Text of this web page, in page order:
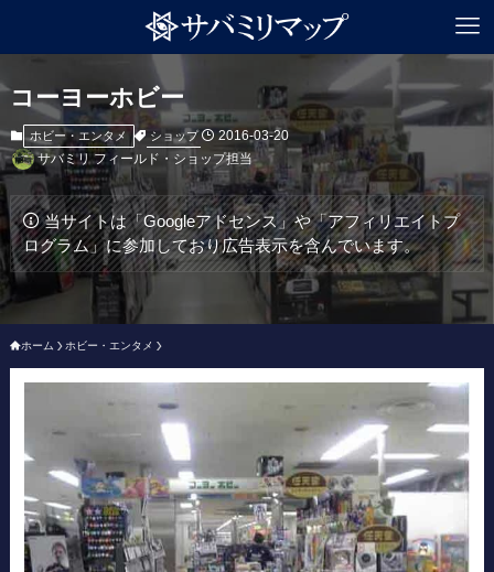
コーヨーホビー
ホビー・エンタメ ショップ
2016-03-20
サバミリ フィールド・ショップ担当
当サイトは「Googleアドセンス」や「アフィリエイトプ
ログラム」に参加しており広告表示を含んでいます。
ホーム ホビー・エンタメ